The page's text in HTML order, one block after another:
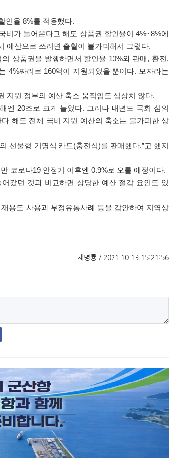
인율 8%를 적용했다.
국비가 들어온다고 해도 상품권 할인율이4%~8%에
예산으로 쓰려면 출혈이 불가피해서 그렇다.
의 상품권을 발행하면서 할인율 10%와 판매 , 환전 ,
4%짜리로 160억이 지원되었을 뿐이다. 모자라는
지원 정부의 예산 축소 움직임도 심상치 않다.
엔 20조로 크게 늘었다. 그러나 내년도 국회 심의
해도 전체 국비 지원 예산의 축소는 불가피한 상
선물형 기명식 카드(충전식)를 판매했다.”고 했지
코로나19 안정기 이후엔 0.9%로 오를 예정이다.
갔던 것과 비교하면 상당한 예산 절감 요인도 있
재용도 사용과 부정유통사례 등을 감안하여 지역상
채명룡 / 2021.10.13 15:21:56